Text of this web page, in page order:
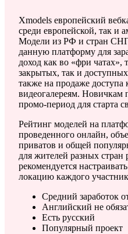
Xmodels европейский
среди европейской, так и
Модели из РФ и стран
данную платформу для
доход как во «фри чатах»,
закрытых, так и
также на продаже доступа
видеогалереям. Новичкам
промо-период для старта
Рейтинг моделей на
проведенного онлайн,
приватов и общей
для жителей разных стран
рекомендуется
локацию каждого
Средний заработок
Английский не
Есть русский
Популярный проект